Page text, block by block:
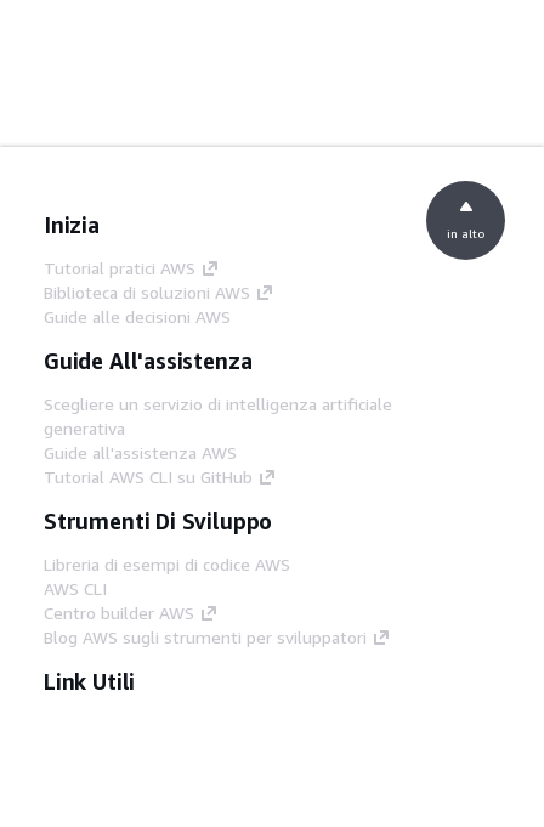
Inizia
Tutorial pratici AWS
Biblioteca di soluzioni AWS
Guide alle decisioni AWS
Guide All'assistenza
Scegliere un servizio di intelligenza artificiale
generativa
Guide all'assistenza AWS
Tutorial AWS CLI su GitHub
Strumenti Di Sviluppo
Libreria di esempi di codice AWS
AWS CLI
Centro builder AWS
Blog AWS sugli strumenti per sviluppatori
Link Utili
in alto